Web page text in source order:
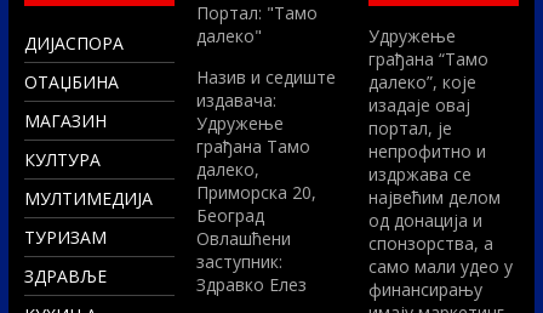
ДИЈАСПОРА
ОТАЏБИНА
МАГАЗИН
КУЛТУРА
МУЛТИМЕДИЈА
ТУРИЗАМ
ЗДРАВЉЕ
Портал: "Тамо
далеко"
Назив и седиште
издавача:
Удружење
грађана Тамо
далеко,
Приморска 20,
Београд
Овлашћени
заступник:
Здравко Елез
Удружење
грађана “Тамо
далеко”, које
изадаје овај
портал, је
непрофитно и
издржава се
највећим делом
од донација и
спонзорства, а
само мали удео у
финансирању